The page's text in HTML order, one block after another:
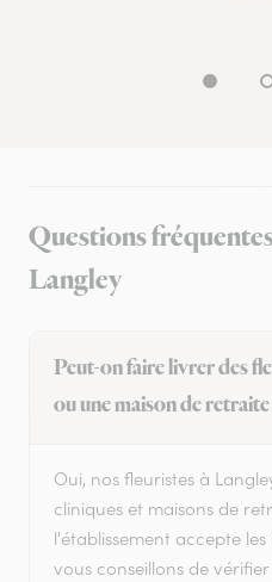
Questions
Langley
Peut-on faire livrer des
ou une maison de
Oui, nos fleuristes à
cliniques et maisons de
l'établissement accepte
vous conseillons de